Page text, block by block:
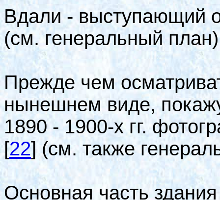
Вдали - выступающий
(см. генеральный
Прежде чем
нынешнем виде,
1890 - 1900-х гг.
[22] (см. также
Основная часть